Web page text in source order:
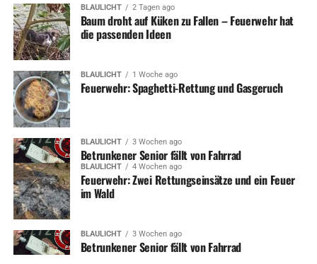
BLAULICHT 2 Tagen ago
Baum droht auf Küken zu Fallen – Feuerwehr hat
die passenden Ideen
BLAULICHT 1 Woche ago
Feuerwehr: Spaghetti-Rettung und Gasgeruch
BLAULICHT 3 Wochen ago
Betrunkener Senior fällt von Fahrrad
BLAULICHT 4 Wochen ago
Feuerwehr: Zwei Rettungseinsätze und ein Feuer
im Wald
BLAULICHT 3 Wochen ago
Betrunkener Senior fällt von Fahrrad